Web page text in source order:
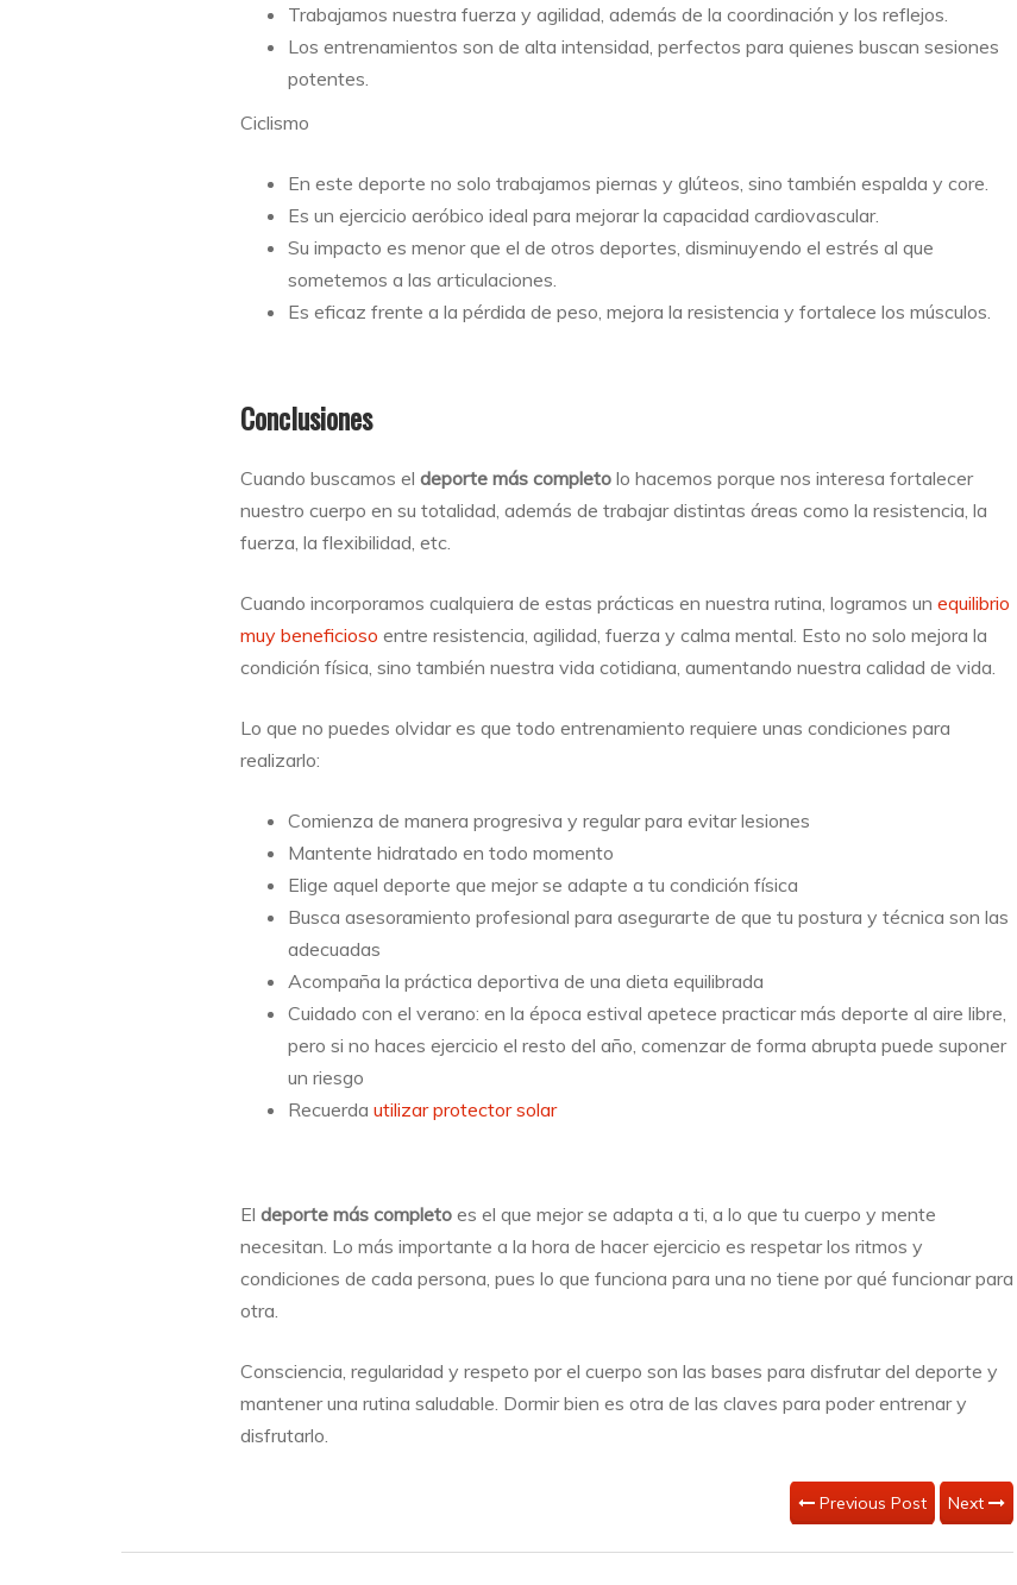
Trabajamos nuestra fuerza y agilidad, además de la coordinación y los reflejos.
Los entrenamientos son de alta intensidad, perfectos para quienes buscan sesiones
potentes.
Ciclismo
En este deporte no solo trabajamos piernas y glúteos, sino también espalda y core.
Es un ejercicio aeróbico ideal para mejorar la capacidad cardiovascular.
Su impacto es menor que el de otros deportes, disminuyendo el estrés al que
sometemos a las articulaciones.
Es eficaz frente a la pérdida de peso, mejora la resistencia y fortalece los músculos.
Conclusiones
Cuando buscamos el deporte más completo lo hacemos porque nos interesa fortalecer
nuestro cuerpo en su totalidad, además de trabajar distintas áreas como la resistencia, la
fuerza, la flexibilidad, etc.
Cuando incorporamos cualquiera de estas prácticas en nuestra rutina, logramos un equilibrio
muy beneficioso entre resistencia, agilidad, fuerza y calma mental. Esto no solo mejora la
condición física, sino también nuestra vida cotidiana, aumentando nuestra calidad de vida.
Lo que no puedes olvidar es que todo entrenamiento requiere unas condiciones para
realizarlo:
Comienza de manera progresiva y regular para evitar lesiones
Mantente hidratado en todo momento
Elige aquel deporte que mejor se adapte a tu condición física
Busca asesoramiento profesional para asegurarte de que tu postura y técnica son las
adecuadas
Acompaña la práctica deportiva de una dieta equilibrada
Cuidado con el verano: en la época estival apetece practicar más deporte al aire libre,
pero si no haces ejercicio el resto del año, comenzar de forma abrupta puede suponer
un riesgo
Recuerda utilizar protector solar
El deporte más completo es el que mejor se adapta a ti, a lo que tu cuerpo y mente
necesitan. Lo más importante a la hora de hacer ejercicio es respetar los ritmos y
condiciones de cada persona, pues lo que funciona para una no tiene por qué funcionar para
otra.
Consciencia, regularidad y respeto por el cuerpo son las bases para disfrutar del deporte y
mantener una rutina saludable. Dormir bien es otra de las claves para poder entrenar y
disfrutarlo.
Previous Post Next